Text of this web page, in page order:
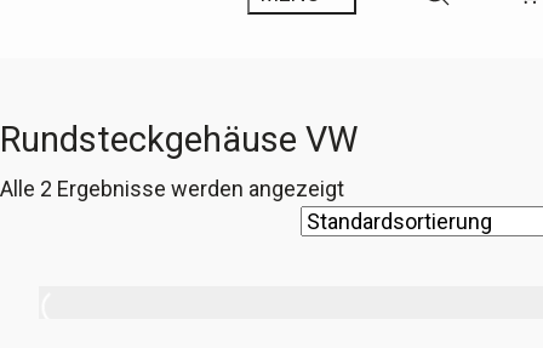
Rundsteckgehäuse VW
Alle 2 Ergebnisse werden angezeigt